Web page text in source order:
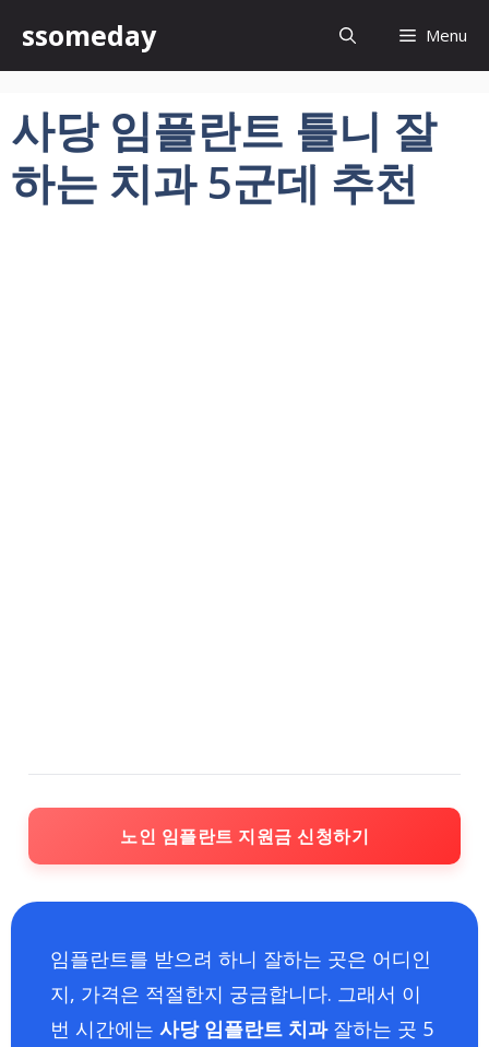
츠
너
뛰
ssomeday Menu
사당 임플란트 틀니 잘
하는 치과 5군데 추천
노인 임플란트 지원금 신청하기
임플란트를 받으려 하니 잘하는 곳은 어디인
지, 가격은 적절한지 궁금합니다. 그래서 이
번 시간에는 사당 임플란트 치과잘하는 곳 5